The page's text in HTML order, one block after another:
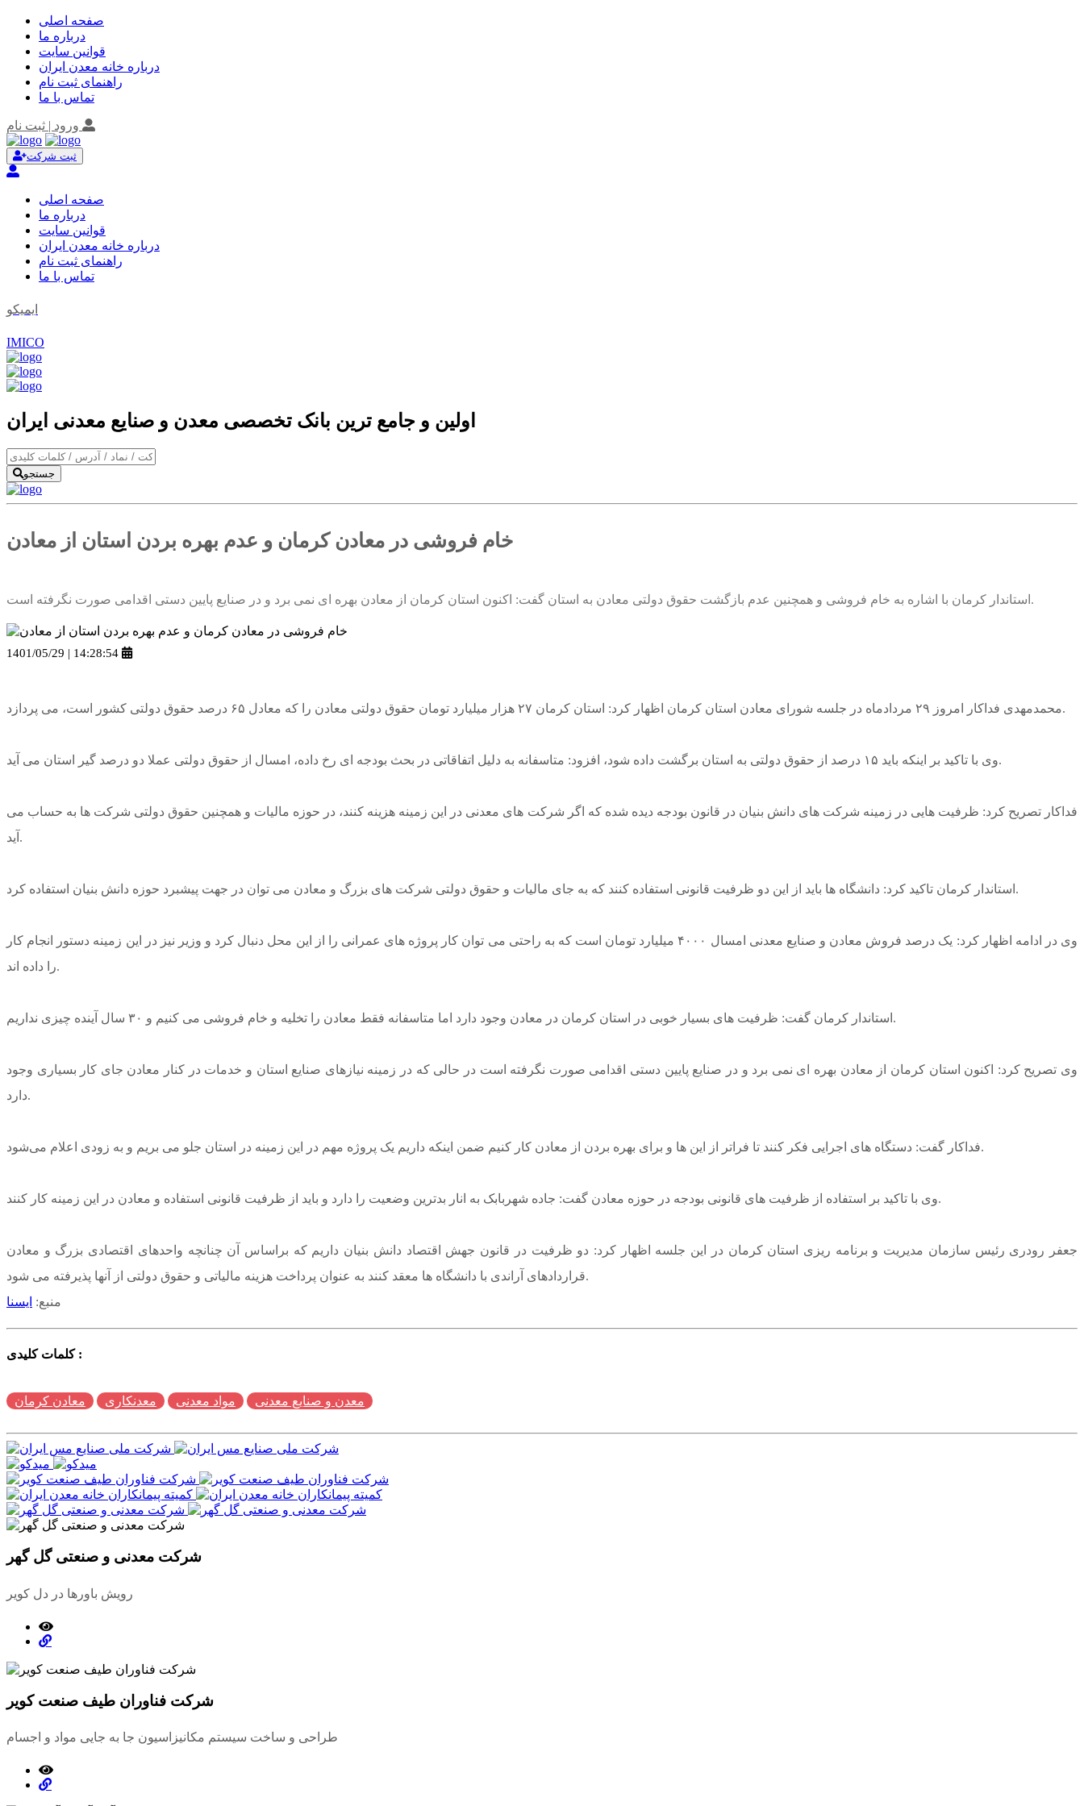
صفحه اصلی
درباره ما
قوانین سایت
درباره خانه معدن ایران
راهنمای ثبت نام
تماس با ما
ورود | ثبت نام
ثبت شرکت
صفحه اصلی
درباره ما
قوانین سایت
درباره خانه معدن ایران
راهنمای ثبت نام
تماس با ما
ایمیکو
IMICO
اولین و جامع ترین بانک تخصصی معدن و صنایع معدنی ایران
جستجو
خام فروشی در معادن کرمان و عدم بهره بردن استان از معادن
استاندار کرمان با اشاره به خام فروشی و همچنین عدم بازگشت حقوق دولتی معادن به استان گفت: اکنون استان کرمان از معادن بهره ای نمی برد و در صنایع پایین دستی اقدامی صورت نگرفته است.
1401/05/29 | 14:28:54
محمدمهدی فداکار امروز ۲۹ مردادماه در جلسه شورای معادن استان کرمان اظهار کرد: استان کرمان ۲۷ هزار میلیارد تومان حقوق دولتی معادن را که معادل ۶۵ درصد حقوق دولتی کشور است، می پردازد.
وی با تاکید بر اینکه باید ۱۵ درصد از حقوق دولتی به استان برگشت داده شود، افزود: متاسفانه به دلیل اتفاقاتی در بحث بودجه ای رخ داده، امسال از حقوق دولتی عملا دو درصد گیر استان می آید.
فداکار تصریح کرد: ظرفیت هایی در زمینه شرکت های دانش بنیان در قانون بودجه دیده شده که اگر شرکت های معدنی در این زمینه هزینه کنند، در حوزه مالیات و همچنین حقوق دولتی شرکت ها به حساب می
آید.
استاندار کرمان تاکید کرد: دانشگاه ها باید از این دو ظرفیت قانونی استفاده کنند که به جای مالیات و حقوق دولتی شرکت های بزرگ و معادن می توان در جهت پیشبرد حوزه دانش بنیان استفاده کرد.
وی در ادامه اظهار کرد: یک درصد فروش معادن و صنایع معدنی امسال ۴۰۰۰ میلیارد تومان است که به راحتی می توان کار پروژه های عمرانی را از این محل دنبال کرد و وزیر نیز در این زمینه دستور انجام کار
را داده اند.
استاندار کرمان گفت: ظرفیت های بسیار خوبی در استان کرمان در معادن وجود دارد اما متاسفانه فقط معادن را تخلیه و خام فروشی می کنیم و ۳۰ سال آینده چیزی نداریم.
وی تصریح کرد: اکنون استان کرمان از معادن بهره ای نمی برد و در صنایع پایین دستی اقدامی صورت نگرفته است در حالی که در زمینه نیازهای صنایع استان و خدمات در کنار معادن جای کار بسیاری وجود
دارد.
فداکار گفت: دستگاه های اجرایی فکر کنند تا فراتر از این ها و برای بهره بردن از معادن کار کنیم ضمن اینکه داریم یک پروژه مهم در این زمینه در استان جلو می بریم و به زودی اعلام می‌شود.
وی با تاکید بر استفاده از ظرفیت های قانونی بودجه در حوزه معادن گفت: جاده شهربابک به انار بدترین وضعیت را دارد و باید از ظرفیت قانونی استفاده و معادن در این زمینه کار کنند.
جعفر رودری رئیس سازمان مدیریت و برنامه ریزی استان کرمان در این جلسه اظهار کرد: دو ظرفیت در قانون جهش اقتصاد دانش بنیان داریم که براساس آن چنانچه واحدهای اقتصادی بزرگ و معادن
قراردادهای آراندی با دانشگاه ها معقد کنند به عنوان پرداخت هزینه مالیاتی و حقوق دولتی از آنها پذیرفته می شود.
منبع: ایسنا
کلمات کلیدی :
معدن و صنایع معدنی مواد معدنی معدنکاری معادن کرمان
شرکت معدنی و صنعتی گل گهر
رویش باورها در دل کویر
شرکت فناوران طیف صنعت کویر
طراحی و ساخت سیستم مکانیزاسیون جا به جایی مواد و اجسام